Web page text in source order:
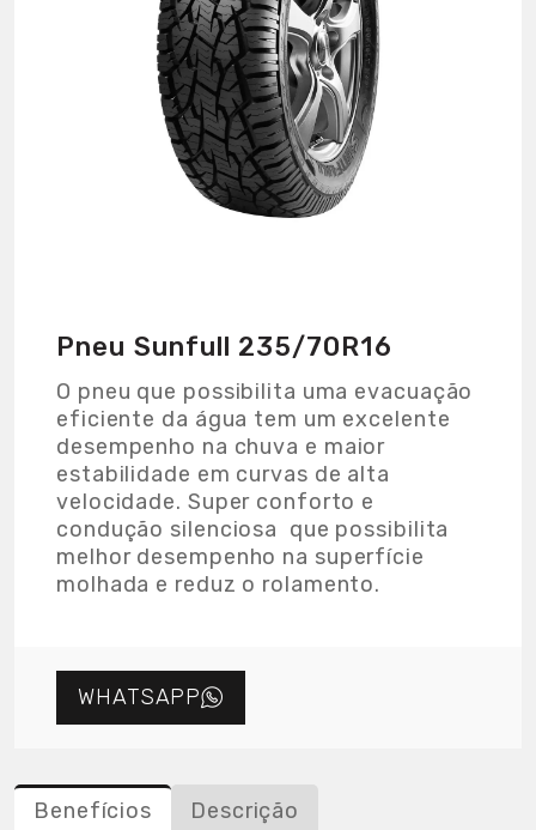
Pneu Sunfull 235/70R16
O pneu que possibilita uma evacuação
eficiente da água tem um excelente
desempenho na chuva e maior
estabilidade em curvas de alta
velocidade. Super conforto e
condução silenciosa que possibilita
melhor desempenho na superfície
molhada e reduz o rolamento.
WHATSAPP
Benefícios Descrição